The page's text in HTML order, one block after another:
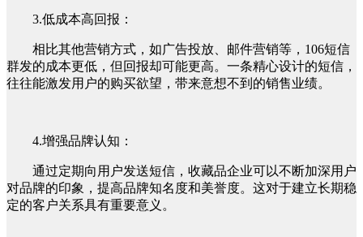
3.低成本高回报：
相比其他营销方式，如广告投放、邮件营销等，106短信
群发的成本更低，但回报却可能更高。一条精心设计的短信，
往往能激发用户的购买欲望，带来意想不到的销售业绩。
4.增强品牌认知：
通过定期向用户发送短信，收藏品企业可以不断加深用户
对品牌的印象，提高品牌知名度和美誉度。这对于建立长期稳
定的客户关系具有重要意义。